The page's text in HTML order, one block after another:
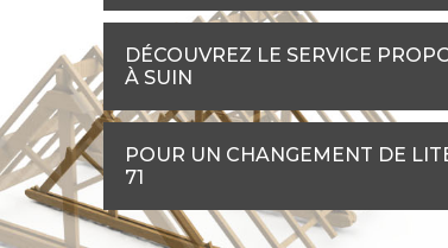
DÉCOUVREZ LE SERVICE
À SUIN
POUR UN CHANGEMENT DE
71